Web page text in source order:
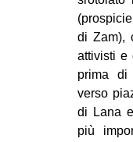
di Zam),
attivisti e
prima di
verso
di Lana
più